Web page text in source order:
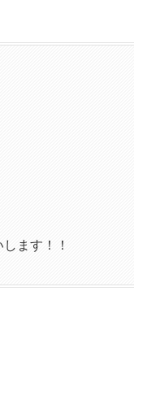
ます！！